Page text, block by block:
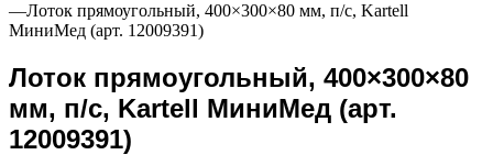
—Лоток прямоугольный, 400×300×80 мм, п/с, Kartell
МиниМед (арт. 12009391)
Лоток прямоугольный, 400×300×80
мм, п/с, Kartell МиниМед (арт.
12009391)